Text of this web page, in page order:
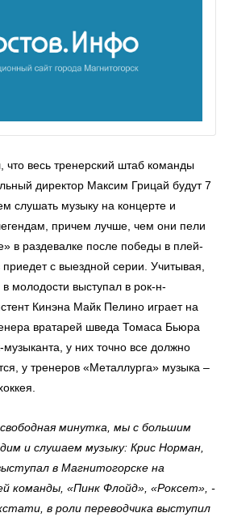
весь тренерский штаб команды
директор Максим Грицай будут 7
слушать музыку на концерте и
причем лучше, чем они пели
в раздевалке после победы в плей-
с выездной серии. Учитывая,
молодости выступал в рок-н-
Кинэна Майк Пелино играет на
вратарей шведа Томаса Бьюра
музыканта, у них точно все должно
у тренеров «Металлурга» музыка –
минутка, мы с большим
и слушаем музыку: Крис Норман,
в Магнитогорске на
команды, «Пинк Флойд», «Роксет», -
в роли переводчика выступил